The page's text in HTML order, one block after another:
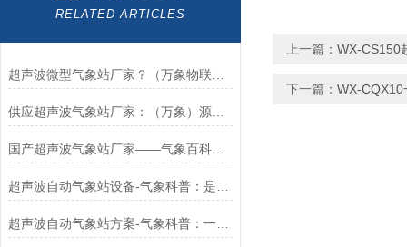
RELATED ARTICLES
供应超声波气象站厂家：（万象）源头工厂请看这里（2024+全国+包邮）
国产超声波气象站厂家——气象百科：（山东万象）是一款新型超声波气象站
超声波自动气象站方案-气象科普：一款数据准确的超声波农业气象站
上一篇： WX-CS150
下一篇： WX-